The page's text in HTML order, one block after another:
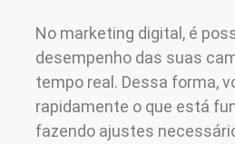
No marketing digital, é
desempenho das suas
tempo real. Dessa forma,
rapidamente o que está
fazendo ajustes